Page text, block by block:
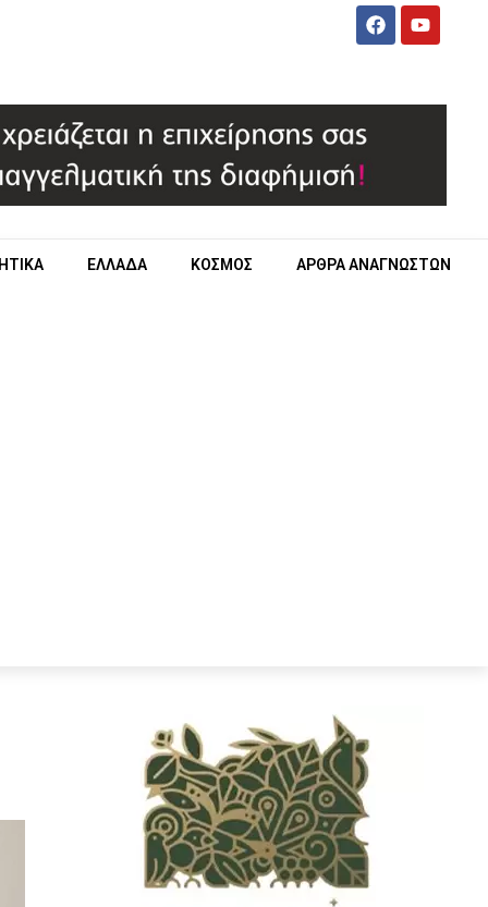
ΕΛΛΑΔΑ ΚΟΣΜΟΣ ΑΡΘΡΑ ΑΝΑΓΝΩΣΤΩΝ